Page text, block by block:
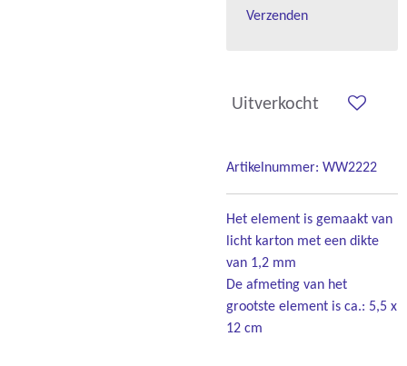
Verzenden
Uitverkocht
Artikelnummer: WW2222
Het element is gemaakt van
licht karton met een dikte
van 1,2 mm
De afmeting van het
grootste element is ca.: 5,5 x
12 cm